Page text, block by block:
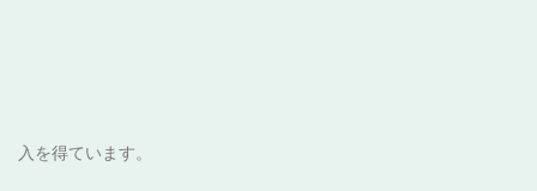
入を得ています。